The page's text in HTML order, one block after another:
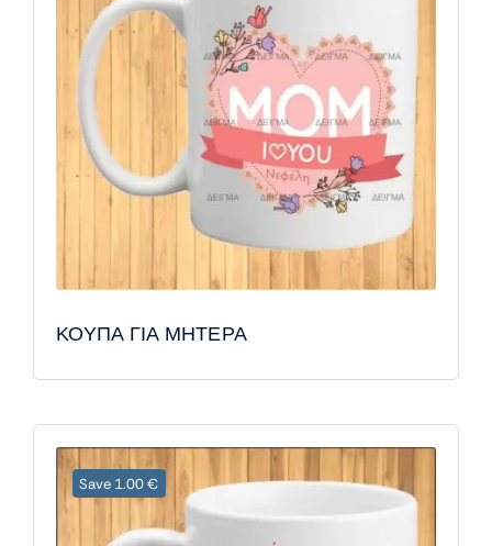
ΚΟΥΠΑ ΓΙΑ ΜΗΤΕΡΑ
Save 1.00 €